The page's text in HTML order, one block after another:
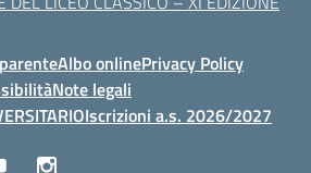
Albo onlinePrivacy Policy
Note legali
Iscrizioni a.s. 2026/2027